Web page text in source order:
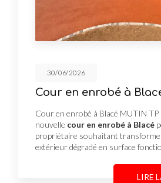
30/06/2026
Cour en enrobé à
Cour en enrobé à Blacé MUTIN TP
nouvelle cour en enrobé à Blacé
propriétaire souhaitant
extérieur dégradé en surface
LIRE